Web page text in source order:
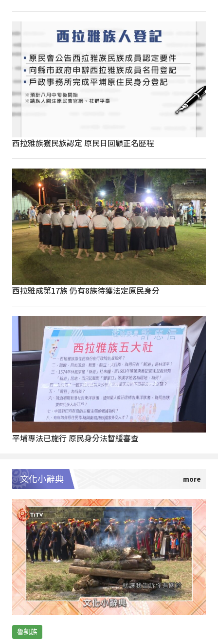
西拉雅族獲民族認定 原民日回顧正名歷程
西拉雅成第17族 仍有8族待獲法定原民身分
平埔專法已施行 原民身分法暫緩審查
文化小辭典
魯凱族